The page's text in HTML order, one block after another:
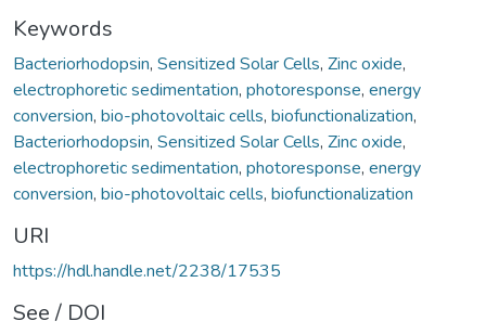
Keywords
Bacteriorhodopsin, Sensitized Solar Cells, Zinc oxide,
electrophoretic sedimentation, photoresponse, energy
conversion, bio-photovoltaic cells, biofunctionalization,
Bacteriorhodopsin, Sensitized Solar Cells, Zinc oxide,
electrophoretic sedimentation, photoresponse, energy
conversion, bio-photovoltaic cells, biofunctionalization
URI
https://hdl.handle.net/2238/17535
See / DOI